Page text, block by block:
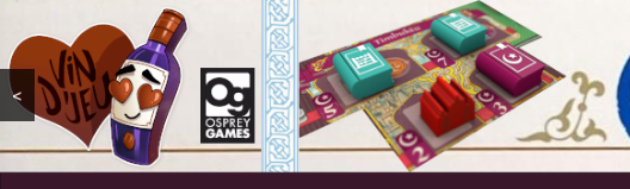
Skip to content
<